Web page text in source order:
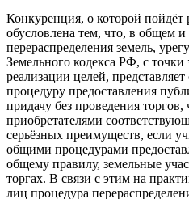
Конкуренция, о которой пойдёт
обусловлена тем, что, в общем
перераспределения земель,
Земельного кодекса РФ, с
реализации целей,
процедуру предоставления
придачу без проведения
приобретателями
серьёзных преимуществ, если
общими процедурами
общему правилу, земельные
торгах. В связи с этим на
лиц процедура